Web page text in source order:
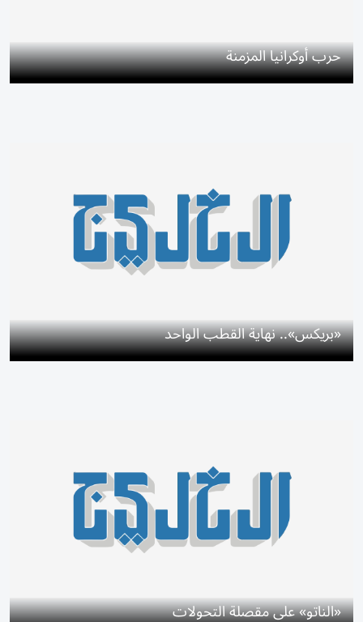
حرب أوكرانيا المزمنة
«بريكس».. نهاية القطب الواحد
«الناتو» على مقصلة التحولات